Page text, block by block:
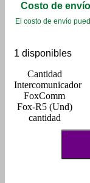
Costo de
El costo de envío
1 disponibles
Intercomunicador
FoxComm
Fox-R5 (Und)
cantidad